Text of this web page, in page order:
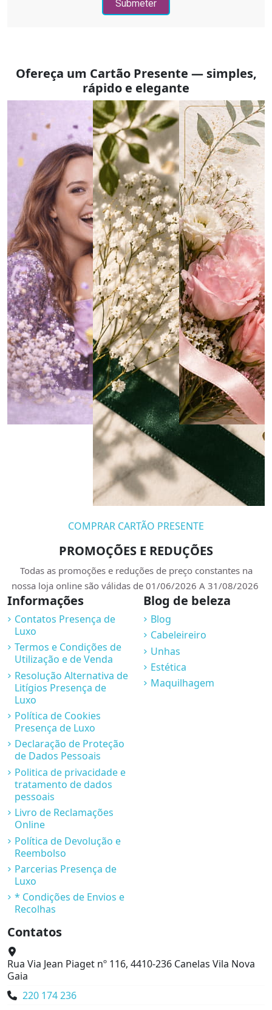
Ofereça um Cartão Presente — simples,
rápido e elegante
COMPRAR CARTÃO PRESENTE
PROMOÇÕES E REDUÇÕES
Todas as promoções e reduções de preço constantes na
nossa loja online são válidas de 01/06/2026 A 31/08/2026
Informações
Contatos Presença de
Luxo
Termos e Condições de
Utilização e de Venda
Resolução Alternativa de
Litígios Presença de
Luxo
Política de Cookies
Presença de Luxo
Declaração de Proteção
de Dados Pessoais
Politica de privacidade e
tratamento de dados
pessoais
Livro de Reclamações
Online
Política de Devolução e
Reembolso
Parcerias Presença de
Luxo
* Condições de Envios e
Recolhas
Blog de beleza
Blog
Cabeleireiro
Unhas
Estética
Maquilhagem
Contatos
Rua Via Jean Piaget nº 116, 4410-236 Canelas Vila Nova
Gaia
220 174 236